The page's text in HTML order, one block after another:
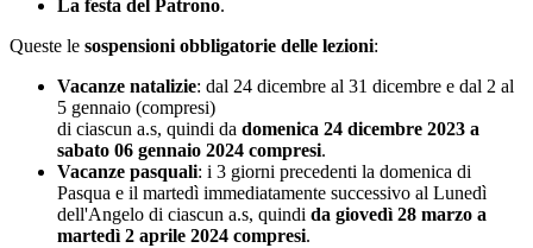
La festa del Patrono.
Queste le sospensioni obbligatorie delle lezioni:
Vacanze natalizie: dal 24 dicembre al 31 dicembre e dal 2 al
5 gennaio (compresi)
di ciascun a.s, quindi da domenica 24 dicembre 2023 a
sabato 06 gennaio 2024 compresi.
Vacanze pasquali: i 3 giorni precedenti la domenica di
Pasqua e il martedì immediatamente successivo al Lunedì
dell'Angelo di ciascun a.s, quindi da giovedì 28 marzo a
martedì 2 aprile 2024 compresi.